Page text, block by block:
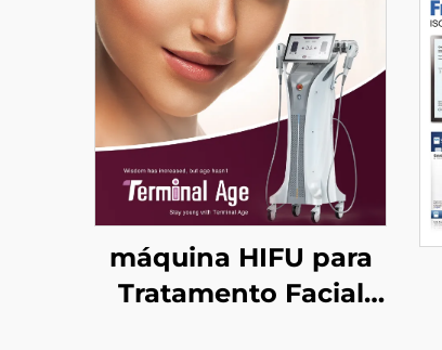
máquina HIFU para
Tratamento Facial